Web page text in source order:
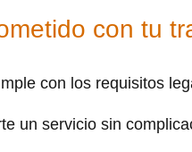
con tu
con los requisitos
un servicio sin